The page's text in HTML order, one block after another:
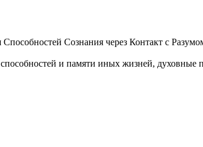
Сознания через Контакт с
и памяти иных жизней, духовные